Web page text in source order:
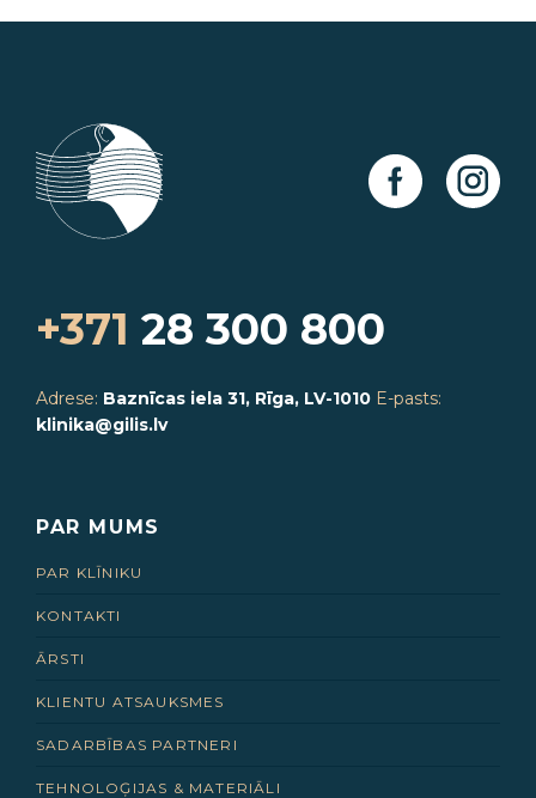
+371 28 300 800
Adrese: Baznīcas iela 31, Rīga, LV-1010 E-pasts:
klinika@gilis.lv
PAR MUMS
PAR KLĪNIKU
KONTAKTI
ĀRSTI
KLIENTU ATSAUKSMES
SADARBĪBAS PARTNERI
TEHNOLOĢIJAS & MATERIĀLI